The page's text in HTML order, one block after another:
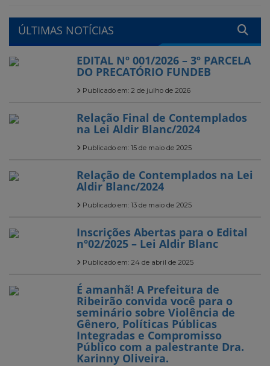
ÚLTIMAS NOTÍCIAS
EDITAL Nº 001/2026 – 3º PARCELA
DO PRECATÓRIO FUNDEB
Publicado em: 2 de julho de 2026
Relação Final de Contemplados
na Lei Aldir Blanc/2024
Publicado em: 15 de maio de 2025
Relação de Contemplados na Lei
Aldir Blanc/2024
Publicado em: 13 de maio de 2025
Inscrições Abertas para o Edital
nº02/2025 – Lei Aldir Blanc
Publicado em: 24 de abril de 2025
É amanhã! A Prefeitura de
Ribeirão convida você para o
seminário sobre Violência de
Gênero, Políticas Públicas
Integradas e Compromisso
Público com a palestrante Dra.
Karinny Oliveira.